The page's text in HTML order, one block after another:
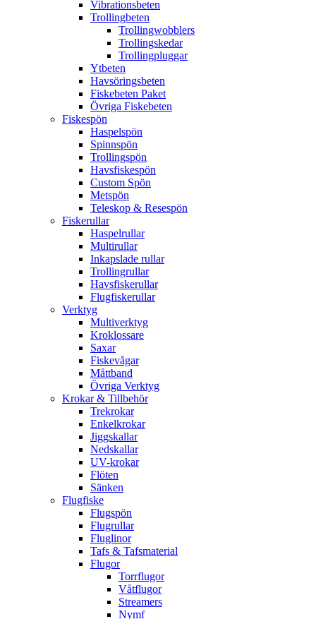
Vibrationsbeten
Trollingbeten
Trollingwobblers
Trollingskedar
Trollingpluggar
Ytbeten
Havsöringsbeten
Fiskebeten Paket
Övriga Fiskebeten
Fiskespön
Haspelspön
Spinnspön
Trollingspön
Havsfiskespön
Custom Spön
Metspön
Teleskop & Resespön
Fiskerullar
Haspelrullar
Multirullar
Inkapslade rullar
Trollingrullar
Havsfiskerullar
Flugfiskerullar
Verktyg
Multiverktyg
Kroklossare
Saxar
Fiskevågar
Måttband
Övriga Verktyg
Krokar & Tillbehör
Trekrokar
Enkelkrokar
Jiggskallar
Nedskallar
UV-krokar
Flöten
Sänken
Flugfiske
Flugspön
Flugrullar
Fluglinor
Tafs & Tafsmaterial
Flugor
Torrflugor
Våtflugor
Streamers
Nymf